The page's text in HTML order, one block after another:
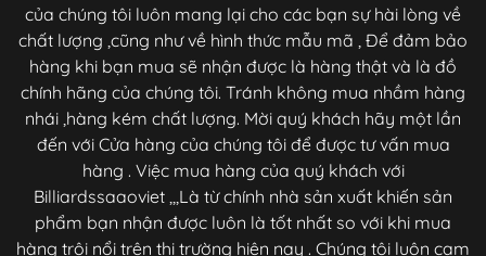
của chúng tôi luôn mang lại cho các bạn sự hài lòng về
chất lượng ,cũng như về hình thức mẫu mã , Để đảm bảo
hàng khi bạn mua sẽ nhận được là hàng thật và là đồ
chính hãng của chúng tôi. Tránh không mua nhầm hàng
nhái ,hàng kém chất lượng. Mời quý khách hãy một lần
đến với Cửa hàng của chúng tôi để được tư vấn mua
hàng . Việc mua hàng của quý khách với
Billiardssaaoviet ,,,Là từ chính nhà sản xuất khiến sản
phẩm bạn nhận được luôn là tốt nhất so với khi mua
hàng trôi nổi trên thị trường hiện nay . Chúng tôi luôn cam